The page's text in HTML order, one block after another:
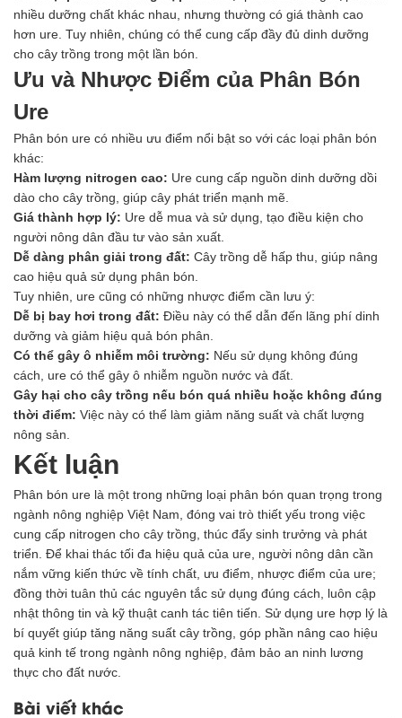
nhiều dưỡng chất khác nhau, nhưng thường có giá thành cao
hơn ure. Tuy nhiên, chúng có thể cung cấp đầy đủ dinh dưỡng
cho cây trồng trong một lần bón.
Ưu và Nhược Điểm của Phân Bón
Ure
Phân bón ure có nhiều ưu điểm nổi bật so với các loại phân bón
khác:
Hàm lượng nitrogen cao: Ure cung cấp nguồn dinh dưỡng dồi
dào cho cây trồng, giúp cây phát triển mạnh mẽ.
Giá thành hợp lý: Ure dễ mua và sử dụng, tạo điều kiện cho
người nông dân đầu tư vào sản xuất.
Dễ dàng phân giải trong đất: Cây trồng dễ hấp thu, giúp nâng
cao hiệu quả sử dụng phân bón.
Tuy nhiên, ure cũng có những nhược điểm cần lưu ý:
Dễ bị bay hơi trong đất: Điều này có thể dẫn đến lãng phí dinh
dưỡng và giảm hiệu quả bón phân.
Có thể gây ô nhiễm môi trường: Nếu sử dụng không đúng
cách, ure có thể gây ô nhiễm nguồn nước và đất.
Gây hại cho cây trồng nếu bón quá nhiều hoặc không đúng
thời điểm: Việc này có thể làm giảm năng suất và chất lượng
nông sản.
Kết luận
Phân bón ure là một trong những loại phân bón quan trọng trong
ngành nông nghiệp Việt Nam, đóng vai trò thiết yếu trong việc
cung cấp nitrogen cho cây trồng, thúc đẩy sinh trưởng và phát
triển. Để khai thác tối đa hiệu quả của ure, người nông dân cần
nắm vững kiến thức về tính chất, ưu điểm, nhược điểm của ure;
đồng thời tuân thủ các nguyên tắc sử dụng đúng cách, luôn cập
nhật thông tin và kỹ thuật canh tác tiên tiến. Sử dụng ure hợp lý là
bí quyết giúp tăng năng suất cây trồng, góp phần nâng cao hiệu
quả kinh tế trong ngành nông nghiệp, đảm bảo an ninh lương
thực cho đất nước.
Bài viết khác